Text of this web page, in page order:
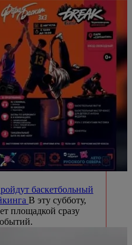
баскетбольный
В эту субботу,
площадкой сразу